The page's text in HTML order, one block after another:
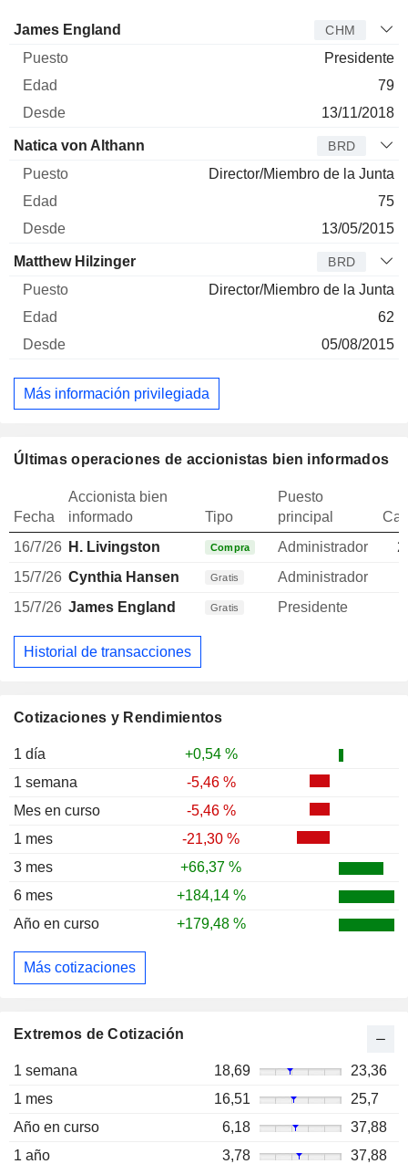
Cotizaciones y Rendimientos
1 día
+0,54 %
1 semana
-5,46 %
Mes en curso
-5,46 %
1 mes
-21,30 %
3 mes
+66,37 %
6 mes
+184,14 %
Año en curso
+179,48 %
Más cotizaciones
Extremos de Cotización
1 semana 18,69
23,36
1 mes
16,51
25,7
Año en curso
6,18
37,88
1 año
3,78
37,88
Administrador Puesto
James England CHM
Presidente
79
13/11/2018
Natica von Althann BRD
Director/Miembro de la Junta
75
13/05/2015
Matthew Hilzinger BRD
Director/Miembro de la Junta
62
05/08/2015
Más información privilegiada
Últimas operaciones de accionistas bien informados
Fecha
Accionista bien
informado
Tipo
Puesto
principal
16/7/26 H. Livingston Compra Administrador
15/7/26 Cynthia Hansen Gratis
Administrador
15/7/26 James England Gratis Presidente
Historial de transacciones